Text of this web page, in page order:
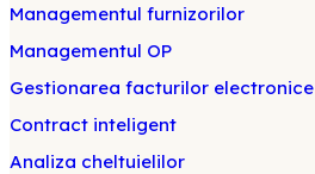
Managementul furnizorilor
Managementul OP
Gestionarea facturilor electronice
Contract inteligent
Analiza cheltuielilor